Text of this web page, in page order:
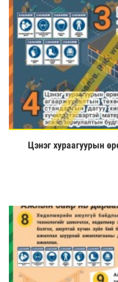
Цэнэг хураагуурын